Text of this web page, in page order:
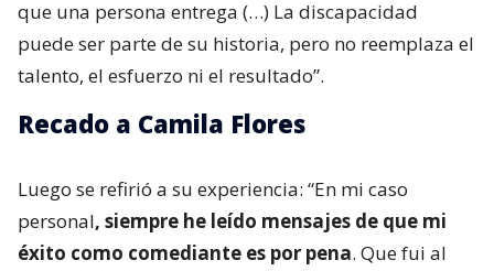
que una persona entrega (…) La discapacidad
puede ser parte de su historia, pero no reemplaza el
talento, el esfuerzo ni el resultado”.
Recado a Camila Flores
Luego se refirió a su experiencia: “En mi caso
personal, siempre he leído mensajes de que mi
éxito como comediante es por pena. Que fui al